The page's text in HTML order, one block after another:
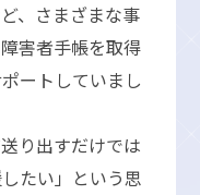
、さまざまな事
害者手帳を取得
ートしていまし
り出すだけでは
たい」という思